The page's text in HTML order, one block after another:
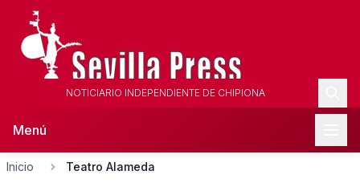
NOTICIARIO INDEPENDIENTE DE CHIPIONA
Menú
Inicio Teatro Alameda